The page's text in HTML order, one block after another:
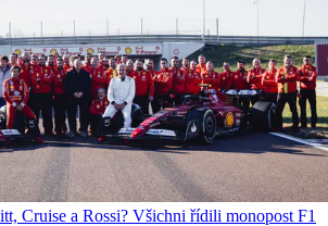
Cruise a Rossi? Všichni řídili monopost F1